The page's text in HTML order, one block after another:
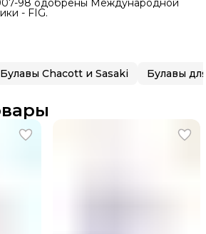
- FIG.
Булавы Chacott и Sasaki